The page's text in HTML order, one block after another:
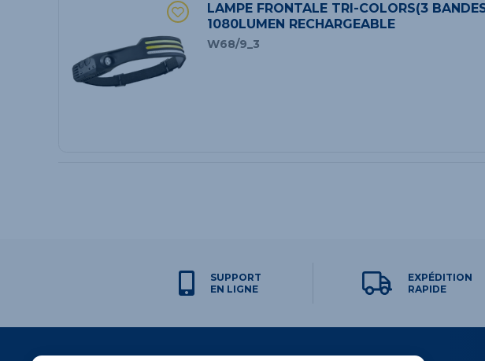
LAMPE FRONTALE TRI-COLORS(3
1080LUMEN RECHARGEABLE
W68/9_3
SUPPORT
EN LIGNE
EXPÉDITION
RAPIDE